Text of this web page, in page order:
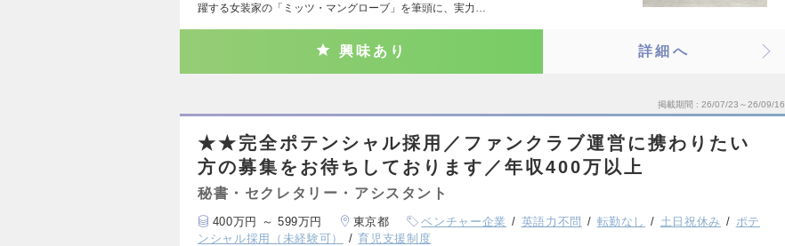
躍する女装家の「ミッツ・マングローブ」を筆頭に、実力…
興味あり 詳細へ
掲載期間 26/07/23～26/09/16
★★完全ポテンシャル採用／ファンクラブ運営に携わりたい
方の募集をお待ちしております／年収400万以上
秘書・セクレタリー・アシスタント
400万円 ～ 599万円 東京都 ベンチャー企業 英語力不問 転勤なし 土日祝休み
ポテ
ンシャル採用（未経験可）
育児支援制度